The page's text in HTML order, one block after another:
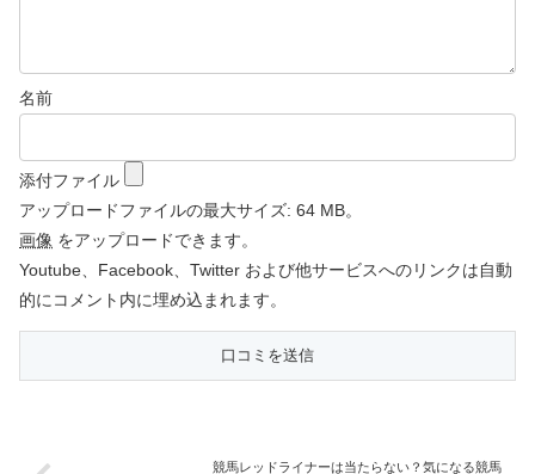
名前
添付ファイル
アップロードファイルの最大サイズ: 64 MB。
画像 をアップロードできます。
Youtube、Facebook、Twitter および他サービスへのリンクは自動
的にコメント内に埋め込まれます。
競馬レッドライナーは当たらない？気になる競馬